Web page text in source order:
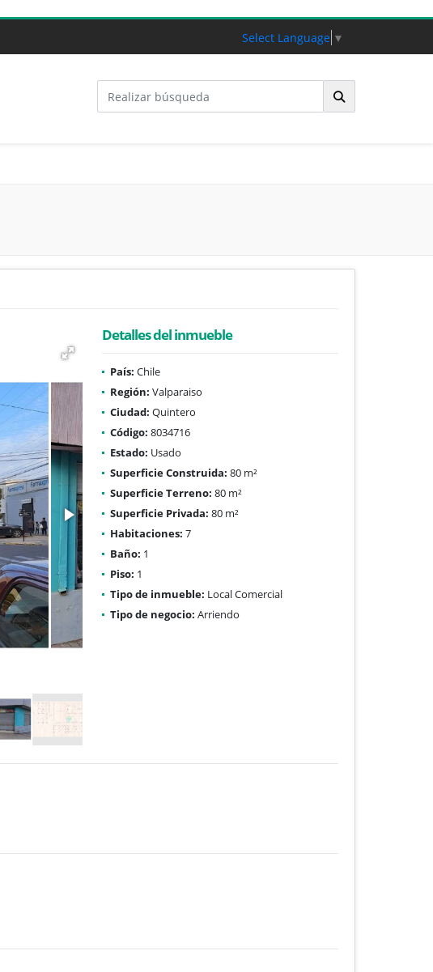
Select Language ▼
Detalles del inmueble
País: Chile
Región: Valparaiso
Ciudad: Quintero
Código: 8034716
Estado: Usado
Superficie Construida: 80 m²
Superficie Terreno: 80 m²
Superficie Privada: 80 m²
Habitaciones: 7
Baño: 1
Piso: 1
Tipo de inmueble: Local Comercial
Tipo de negocio: Arriendo